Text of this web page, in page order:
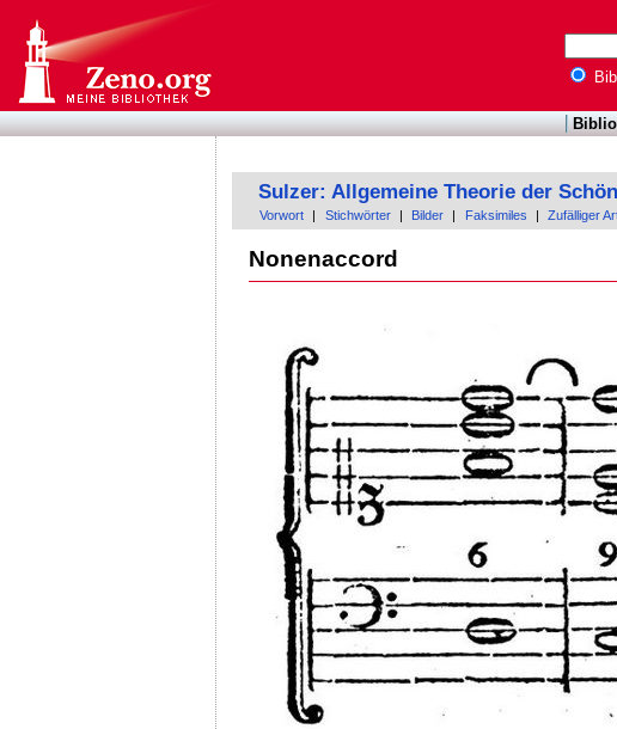
Sulzer: Allgemeine Theorie der
Vorwort Stichwörter Bilder Faksimiles Zufälliger
Nonenaccord